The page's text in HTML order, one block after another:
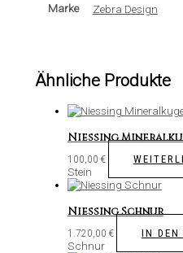
Marke Zebra Design
Ähnliche Produkte
Niessing
100,00 €
Stein
Niessing Schnur
1.720,00 € IN DEN
Schnur